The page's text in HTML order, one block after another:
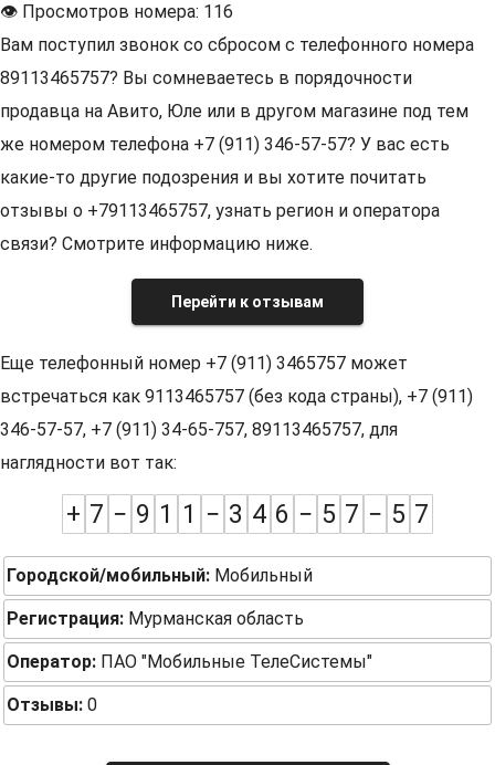
👁 Просмотров номера: 116
Вам поступил звонок со сбросом с телефонного номера
89113465757? Вы сомневаетесь в порядочности
продавца на Авито, Юле или в другом магазине под тем
же номером телефона +7 (911) 346-57-57? У вас есть
какие-то другие подозрения и вы хотите почитать
отзывы о +79113465757, узнать регион и оператора
связи? Смотрите информацию ниже.
Перейти к отзывам
Еще телефонный номер +7 (911) 3465757 может
встречаться как 9113465757 (без кода страны), +7 (911)
346-57-57, +7 (911) 34-65-757, 89113465757, для
наглядности вот так:
+ 7 − 9 1 1 − 3 4 6 − 5 7 − 5 7
Городской/мобильный: Мобильный
Регистрация: Мурманская область
Оператор: ПАО "Мобильные ТелеСистемы"
Отзывы: 0